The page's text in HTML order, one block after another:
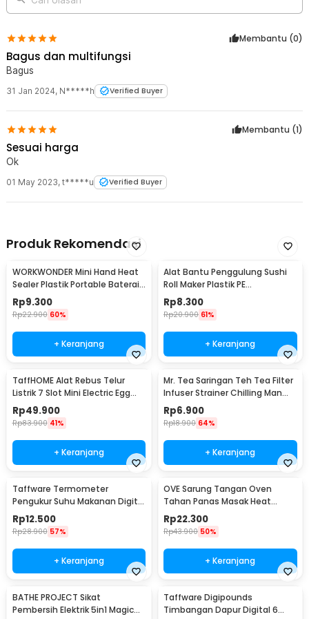
terbaik.
MOQ (Minimal Order Quantity) – 5000 PCS.
File logo harus dikirim dalam format PDF, Vector, PNG atau JPEG
resolusi tinggi.
Revisi desain hanya berlaku sebelum proses produksi dimulai.
Kelengkapan Produk
1 x TaffHOME Kotak Tisu Kayu Tissue Box dengan Holder
Smartphone - ZJ08
Membantu (0)
Bagus dan multifungsi
Bagus
31 Jan 2024, N*****h Verified Buyer
Membantu (1)
Sesuai harga
Ok
01 May 2023, t*****u Verified Buyer
Produk Rekomendasi
WORKWONDER Mini Hand Heat
Sealer Plastik Portable Baterai
AA - LX2000A
Rp9.300
Rp22.900 60%
+ Keranjang
Alat Bantu Penggulung Sushi
Roll Maker Plastik PE
22x20.5x0.1cm - E1119
Rp8.300
Rp20.900 61%
+ Keranjang
TaffHOME Alat Rebus Telur
Listrik 7 Slot Mini Electric Egg
Cooker 350W - YS-203
Rp49.900
Rp83.900 41%
+ Keranjang
Mr. Tea Saringan Teh Tea Filter
Infuser Strainer Chilling Man
Silicon - MR03
Rp6.900
Rp18.900 64%
+ Keranjang
Taffware Termometer
Pengukur Suhu Makanan Digital
Daging Kopi Susu - TP101
Rp12.500
Rp28.900 57%
+ Keranjang
OVE Sarung Tangan Oven
Tahan Panas Masak Heat
Resistant Gloves - 540F
Rp22.300
Rp43.900 50%
+ Keranjang
BATHE PROJECT Sikat
Pembersih Elektrik 5in1 Magic
Taffware Digipounds
Timbangan Dapur Digital 6